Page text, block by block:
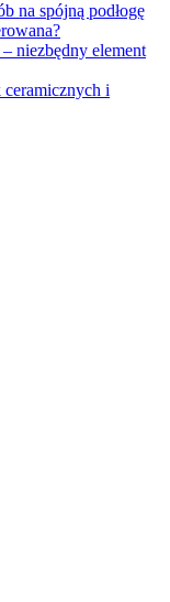
na spójną podłogę
niezbędny element
i